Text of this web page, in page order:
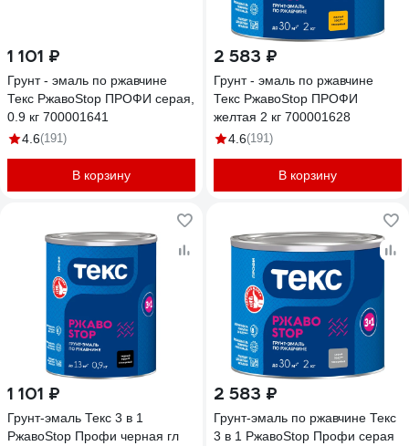
1 101 ₽
Грунт - эмаль по ржавчине
Текс РжавоStop ПРОФИ серая,
0.9 кг 700001641
4.6(191)
В корзину
2 583 ₽
Грунт - эмаль по ржавчине
Текс РжавоStop ПРОФИ
желтая 2 кг 700001628
4.6(191)
В корзину
1 101 ₽
Грунт-эмаль Текс 3 в 1
РжавоStop Профи черная гл
2 583 ₽
Грунт-эмаль по ржавчине Текс
3 в 1 РжавоStop Профи серая